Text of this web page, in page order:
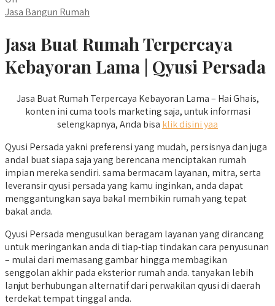
Jasa Bangun Rumah
Jasa Buat Rumah Terpercaya
Kebayoran Lama | Qyusi Persada
Jasa Buat Rumah Terpercaya Kebayoran Lama – Hai Ghais,
konten ini cuma tools marketing saja, untuk informasi
selengkapnya, Anda bisa klik disini yaa
Qyusi Persada yakni preferensi yang mudah, persisnya dan juga
andal buat siapa saja yang berencana menciptakan rumah
impian mereka sendiri. sama bermacam layanan, mitra, serta
leveransir qyusi persada yang kamu inginkan, anda dapat
menggantungkan saya bakal membikin rumah yang tepat
bakal anda.
Qyusi Persada mengusulkan beragam layanan yang dirancang
untuk meringankan anda di tiap-tiap tindakan cara penyusunan
– mulai dari memasang gambar hingga membagikan
senggolan akhir pada eksterior rumah anda. tanyakan lebih
lanjut berhubungan alternatif dari perwakilan qyusi di daerah
terdekat tempat tinggal anda.